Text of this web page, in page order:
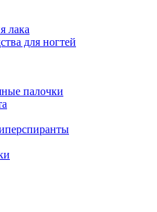
лака
для ногтей
палочки